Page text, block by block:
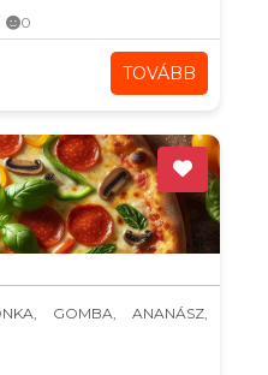
0
TOVÁBB
GOMBA, ANANÁSZ,